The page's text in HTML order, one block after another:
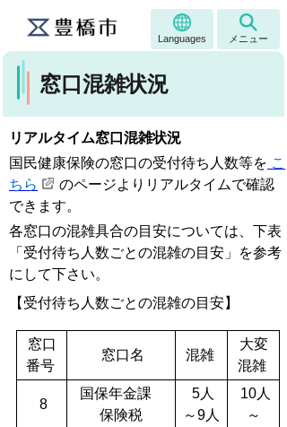
Languages メニュー
窓口混雑状況
リアルタイム窓口混雑状況
国民健康保険の窓口の受付待ち人数等を こ
ちら
のページよりリアルタイムで確認
できます。
各窓口の混雑具合の目安については、下表
「受付待ち人数ごとの混雑の目安」を参考
にして下さい。
【受付待ち人数ごとの混雑の目安】
窓口
番号
窓口名 混雑
大変
混雑
8
国保年金課
保険税
5人
～9人
10人
～